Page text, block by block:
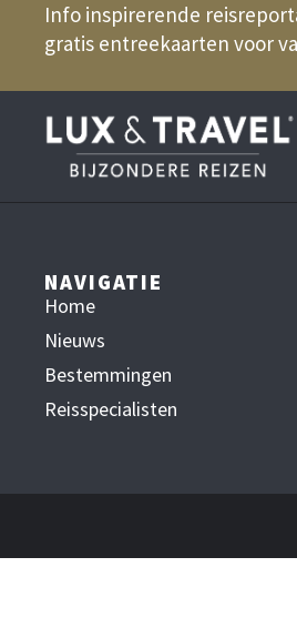
Info inspirerende
gratis entreekaarten voor
NAVIGATIE
Home
Nieuws
Bestemmingen
Reisspecialisten